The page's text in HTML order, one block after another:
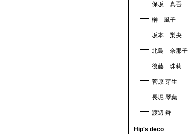
保坂 真吾
榊 風子
坂本 梨央
北島 奈那子
後藤 珠莉
菅原 芽生
長堀 琴葉
渡辺 舜
Hip's deco